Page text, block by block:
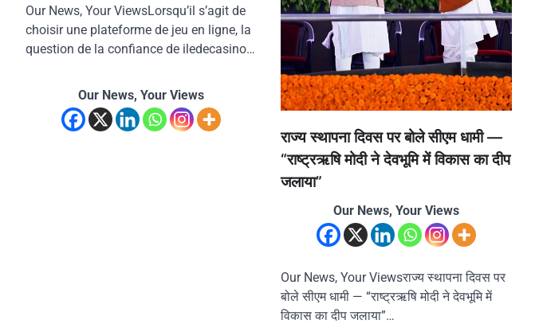
Our News, Your ViewsLorsqu’il s’agit de
choisir une plateforme de jeu en ligne, la
question de la confiance de iledecasino…
Our News, Your Views
राज्य स्थापना दिवस पर बोले सीएम धामी —
“राष्ट्रऋषि मोदी ने देवभूमि में विकास का दीप
जलाया”
Our News, Your Views
Our News, Your Viewsराज्य स्थापना दिवस पर
बोले सीएम धामी — “राष्ट्रऋषि मोदी ने देवभूमि में
विकास का दीप जलाया”…